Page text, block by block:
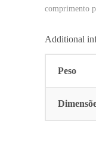
comprimento
Additional
Peso